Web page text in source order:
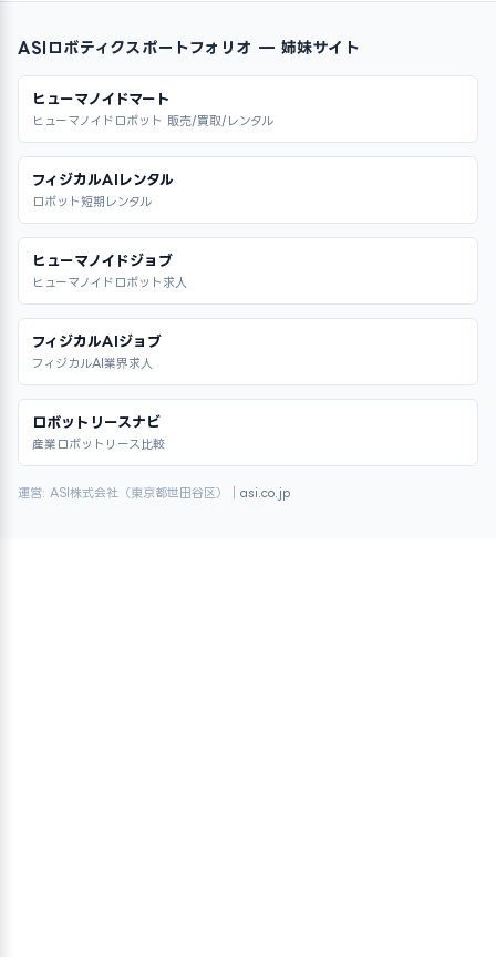
ASIロボティクスポートフォリオ — 姉妹サイト
ヒューマノイドマート
ヒューマノイドロボット 販売/買取/レンタル
フィジカルAIレンタル
ロボット短期レンタル
ヒューマノイドジョブ
ヒューマノイドロボット求人
フィジカルAIジョブ
フィジカルAI業界求人
ロボットリースナビ
産業ロボットリース比較
運営: ASI株式会社（東京都世田谷区）｜ asi.co.jp